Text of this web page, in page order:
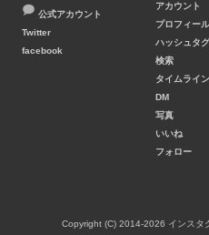
公式アカウント
Twitter
facebook
アカウント
プロフィール
ハッシュタグ
検索
タイムライン
DM
写真
いいね
フォロー
Copyright (C) 2014-2026 インスタ